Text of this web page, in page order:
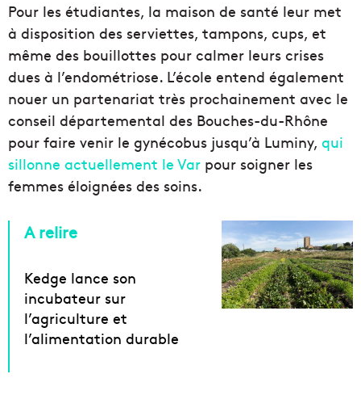
Pour les étudiantes, la maison de santé leur met
à disposition des serviettes, tampons, cups, et
même des bouillottes pour calmer leurs crises
dues à l’endométriose. L’école entend également
nouer un partenariat très prochainement avec le
conseil départemental des Bouches-du-Rhône
pour faire venir le gynécobus jusqu’à Luminy, qui
sillonne actuellement le Var pour soigner les
femmes éloignées des soins.
A relire
Kedge lance son
incubateur sur
l’agriculture et
l’alimentation durable